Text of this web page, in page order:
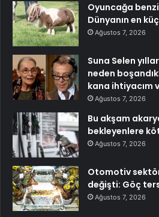
Oyuncağa
Dünyanın en
Ağustos 7, 2026
Suna Selen
neden
kana ihtiyacım
Ağustos 7, 2026
Bu akşam
bekleyenlere
Ağustos 7, 2026
Otomotiv
değişti: Göç
Ağustos 7, 2026